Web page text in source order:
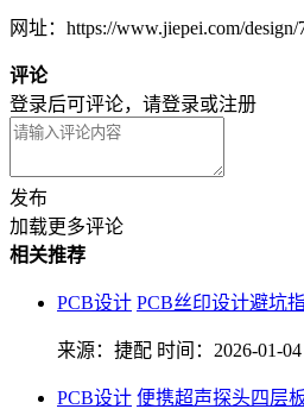
网址：https://www.jiepei.com/design/
评论
登录后可评论，请登录或注册
发布
加载更多评论
相关推荐
PCB设计 PCB丝印设计避坑
来源：捷配 时间：2026-01-04
PCB设计 便携超声探头四层